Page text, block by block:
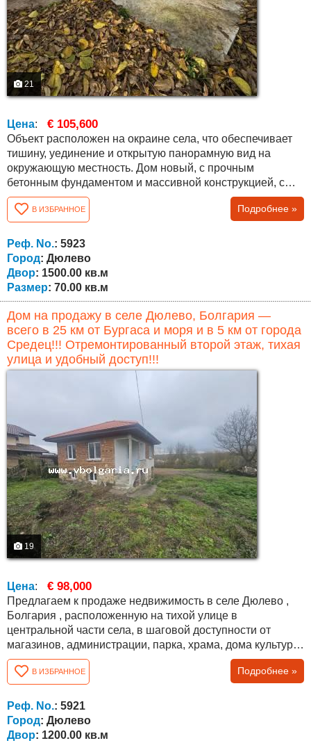
21
Цена: € 105,600
Объект расположен на окраине села, что обеспечивает
тишину, уединение и открытую панорамную вид на
окружающую местность. Дом новый, с прочным
бетонным фундаментом и массивной конструкцией, с
бетонным перекрытием. Застроенная площадь
составляет около 70 кв.м, при этом мансардный этаж
позволяет обустроить дополнительное жилое
пространство по желанию нового владельца. Первый
этаж завершён и готов к проживанию, включает...
В ИЗБРАННОЕ Подробнее »
Реф. No.: 5923
Город: Дюлево
Двор: 1500.00 кв.м
Размер: 70.00 кв.м
Дом на продажу в селе Дюлево, Болгария —
всего в 25 км от Бургаса и моря и в 5 км от города
Средец!!! Отремонтированный второй этаж, тихая
улица и удобный доступ!!!
19
Цена: € 98,000
Предлагаем к продаже недвижимость в селе Дюлево ,
Болгария , расположенную на тихой улице в
центральной части села, в шаговой доступности от
магазинов, администрации, парка, храма, дома культуры
и кафе. До села ведут два разных дороги, оба в
отличном состоянии. Дом двухэтажный, общей
площадью 120 кв.м, с участком 1200 кв.м, ухоженным и
подходящим для сада, отдыха или дополнительной
В ИЗБРАННОЕ Подробнее »
Реф. No.: 5921
Город: Дюлево
Двор: 1200.00 кв.м